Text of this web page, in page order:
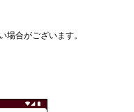
場合がございます。